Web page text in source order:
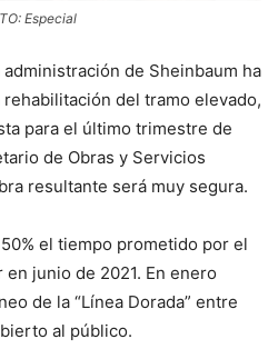
Especial
de Sheinbaum ha
rehabilitación del tramo elevado,
para el último trimestre de
de Obras y Servicios
resultante será muy segura.
el tiempo prometido por el
junio de 2021. En enero
de la “Línea Dorada” entre
al público.